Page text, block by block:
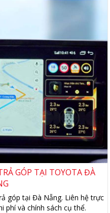
GÓP TẠI TOYOTA ĐÀ
góp tại Đà Nẵng. Liên hệ trực
phí và chính sách cụ thể.